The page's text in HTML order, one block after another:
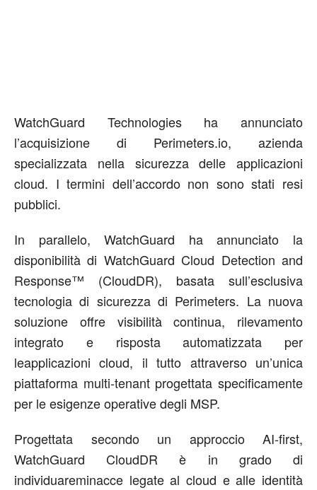
WatchGuard Technologies haannunciato
l’acquisizione di Perimeters.io, azienda
specializzata nella sicurezza delle applicazioni
cloud. I termini dell’accordo non sono stati resi
pubblici.
In parallelo,WatchGuard ha annunciato la
disponibilità di WatchGuard Cloud Detection and
Response™ (CloudDR), basata sull’esclusiva
tecnologia di sicurezza di Perimeters. La nuova
soluzione offre visibilità continua, rilevamento
integrato e risposta automatizzata per
leapplicazioni cloud, il tutto attraverso un’unica
piattaforma multi-tenant progettata specificamente
per leesigenze operativedegli MSP.
Progettata secondoun approccio AI-first,
WatchGuard CloudDRè in grado di
individuareminacce legate al cloud e alle identità